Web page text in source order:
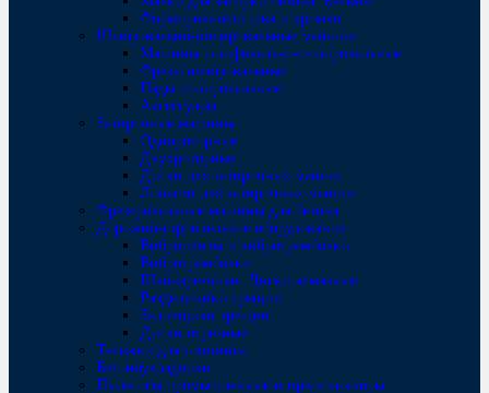
Формирователи шва и кромки
Шлифовально-полировальные машины
Машины шлифовально-полировальные
Фрезы шлифовальные
Пады полировальные
Аксессуары
Затирочные машины
Однороторные
Двухроторные
Диски для затирочных машин
Лопасти для затирочных машин
Фрезеровальные машины для бетона
Дорожно-строительное оборудование
Виброплиты и вибротрамбовки
Вибротрамбовки
Швонарезчики. Диски алмазные
Раздельщики трещин
Заливщики трещин
Диски отрезные
Тележки для топпинга
Бетоноукладчики
Пылесосы промышленные и пресепараторы